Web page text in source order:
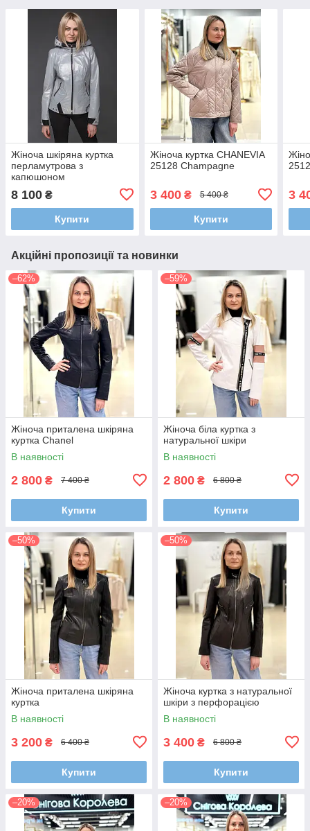
Жіноча шкіряна куртка
перламутрова з
капюшоном
8 100 ₴
Купити
Жіноча куртка CHANEVIA
25128 Champagne
3 400₴ 5 400 ₴
Купити
3
Акційні пропозиції та новинки
–62%
Жіноча приталена шкіряна
куртка Chanel
В наявності
2 800 ₴ 7 400 ₴
Купити
–59%
Жіноча біла куртка з
натуральної шкіри
В наявності
2 800 ₴ 6 800 ₴
Купити
–50%
Жіноча приталена шкіряна
куртка
В наявності
3 200 ₴ 6 400 ₴
Купити
–50%
Жіноча куртка з натуральної
шкіри з перфорацією
В наявності
3 400 ₴ 6 800 ₴
Купити
–20% –20%